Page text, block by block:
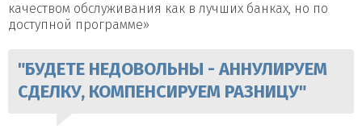
качеством обслуживания как в лучших банках, но по
доступной программе»
"БУДЕТЕ НЕДОВОЛЬНЫ - АННУЛИРУЕМ
СДЕЛКУ, КОМПЕНСИРУЕМ РАЗНИЦУ"